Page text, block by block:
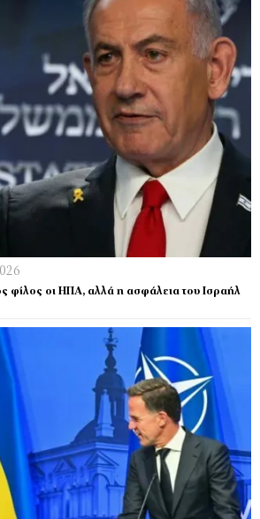
φίλος οι ΗΠΑ, αλλά η ασφάλεια του Ισραήλ